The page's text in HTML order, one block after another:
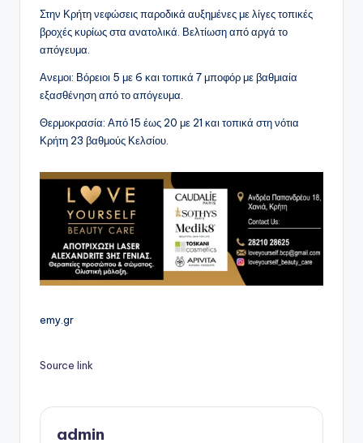
Στην Κρήτη νεφώσεις παροδικά αυξημένες με λίγες τοπικές
βροχές κυρίως στα ανατολικά. Βελτίωση από αργά το
απόγευμα.
Ανεμοι: Βόρειοι 5 με 6 και τοπικά 7 μποφόρ με βαθμιαία
εξασθένηση από το απόγευμα.
Θερμοκρασία: Από 15 έως 20 με 21 και τοπικά στη νότια
Κρήτη 23 βαθμούς Κελσίου.
emy.gr
Source link
admin